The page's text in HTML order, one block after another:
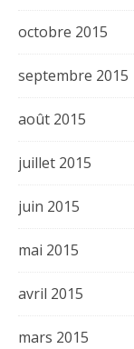
octobre 2015
septembre 2015
août 2015
juillet 2015
juin 2015
mai 2015
avril 2015
mars 2015